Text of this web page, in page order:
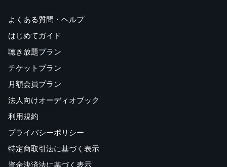
よくある質問・ヘルプ
はじめてガイド
聴き放題プラン
チケットプラン
月額会員プラン
法人向けオーディオブック
利用規約
プライバシーポリシー
特定商取引法に基づく表示
資金決済法に基づく表示